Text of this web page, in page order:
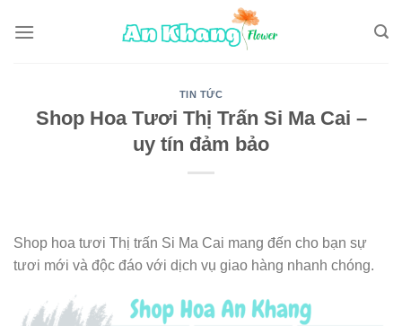
TIN TỨC
Shop Hoa Tươi Thị Trấn Si Ma Cai –
uy tín đảm bảo
Shop hoa tươi Thị trấn Si Ma Cai mang đến cho bạn sự
tươi mới và độc đáo với dịch vụ giao hàng nhanh chóng.